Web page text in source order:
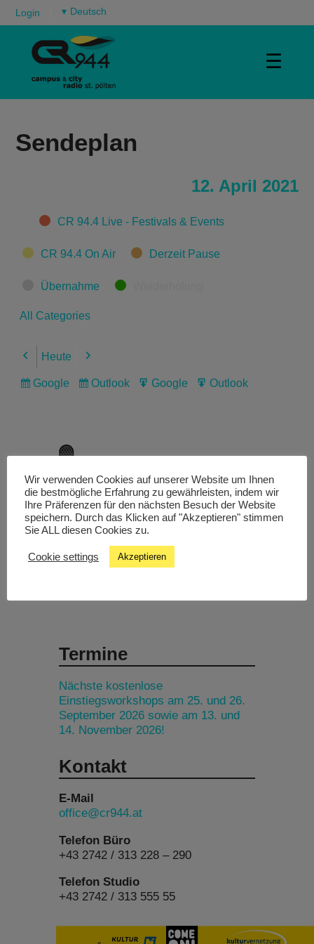
Login ▾
☰
Sendeplan
12. April 2021
CategoriesCR 94.4 Live - Festivals & Events
CR 94.4 On Air Derzeit Pause
Übernahme
All Categories
Previous
Heute Next
Subscribe
Google
Subscribe
Outlook
Export
Google
Export
Outlook
Livestream
Studiochat
Termine
Nächste kostenlose
Einstiegsworkshops am 25. und 26.
September 2026 sowie am 13. und
14. November 2026!
Kontakt
E-Mail
office@cr944.at
Telefon Büro
+43 2742 / 313 228 – 290
Telefon Studio
+43 2742 / 313 555 55
Wir verwenden Cookies auf unserer Website um Ihnen
die bestmögliche Erfahrung zu gewährleisten, indem wir
Ihre Präferenzen für den nächsten Besuch der Website
speichern. Durch das Klicken auf "Akzeptieren" stimmen
Sie ALL diesen Cookies zu.
Cookie settings Akzeptieren